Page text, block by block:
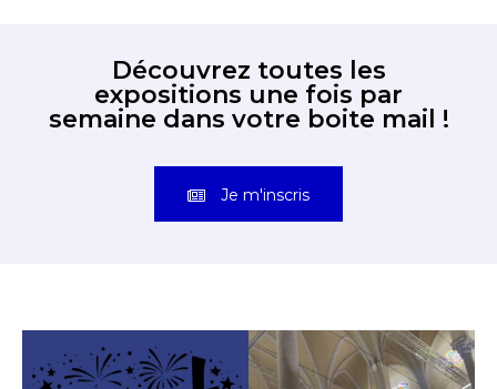
Découvrez toutes les
expositions une fois par
semaine dans votre boite mail !
Je m'inscris